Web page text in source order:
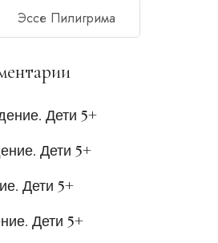
Эссе Пилигрима
Дети 5+
Дети 5+
Дети 5+
Дети 5+